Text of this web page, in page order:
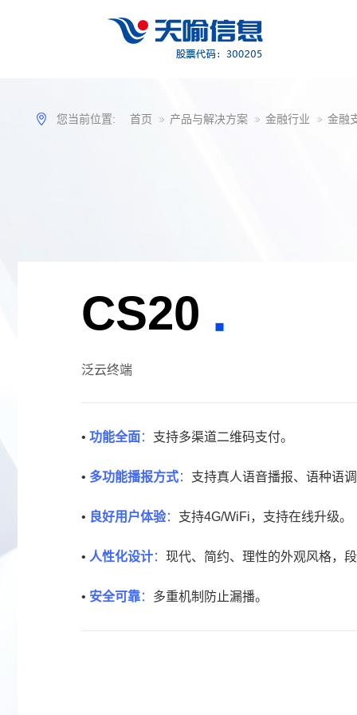
您当前位置: 首页 产品与解决方案 金融行业 金融
CS20
泛云终端
• 功能全面： 支持多渠道二维码支付。
• 多功能播报方式： 支持真人语音播报、语种语
• 良好用户体验： 支持4G/WiFi，支持在线升级。
• 人性化设计： 现代、简约、理性的外观风格，
• 安全可靠： 多重机制防止漏播。